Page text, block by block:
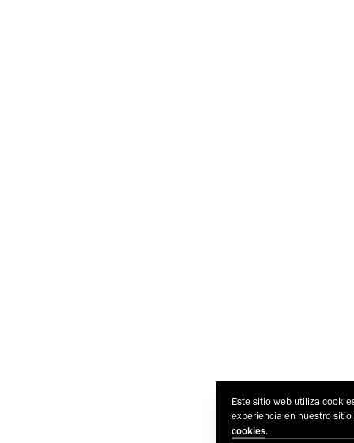
Este sitio web utiliza
experiencia en nuestro
cookies.